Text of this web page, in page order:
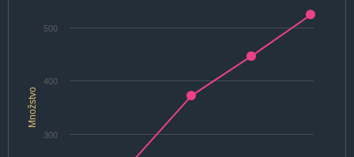
Množstvo
300
400
500